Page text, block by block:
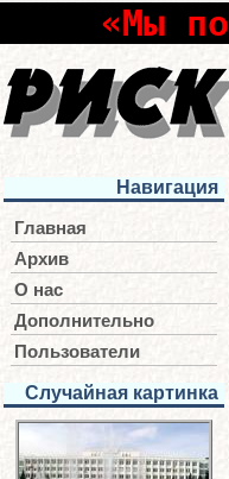
«Мы
Навигация
Главная
Архив
О нас
Дополнительно
Пользователи
Случайная картинка